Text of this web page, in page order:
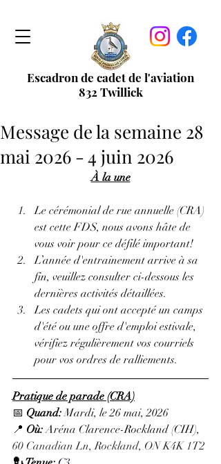
Escadron de cadet de l'aviation
832 Twillick
Message de la semaine 28
mai 2026 - 4 juin 2026
À la une
Le cérémonial de rue annuelle (CRA)
est cette FDS, nous avons hâte de
vous voir pour ce défilé important!
L’année d'entrainement arrive à sa
fin, veuillez consulter ci-dessous les
dernières activités détaillées.
Les cadets qui ont accepté un camps
d'été ou une offre d'emploi estivale,
vérifiez régulièrement vos courriels
pour vos ordres de ralliements.
Pratique de parade (CRA)
📅 Quand: Mardi, le 26 mai, 2026
📍 Où: Aréna Clarence-Rockland (CIH),
60 Canadian Ln, Rockland, ON K4K 1T2